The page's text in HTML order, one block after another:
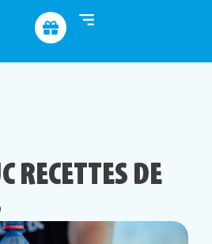
RECETTES DE